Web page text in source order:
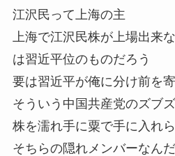
江沢民って上海の主
上海で江沢民株が上場出来
は習近平位のものだろう
要は習近平が俺に分け前を
そういう中国共産党のズブ
株を濡れ手に粟で手に入れ
そちらの隠れメンバーなん